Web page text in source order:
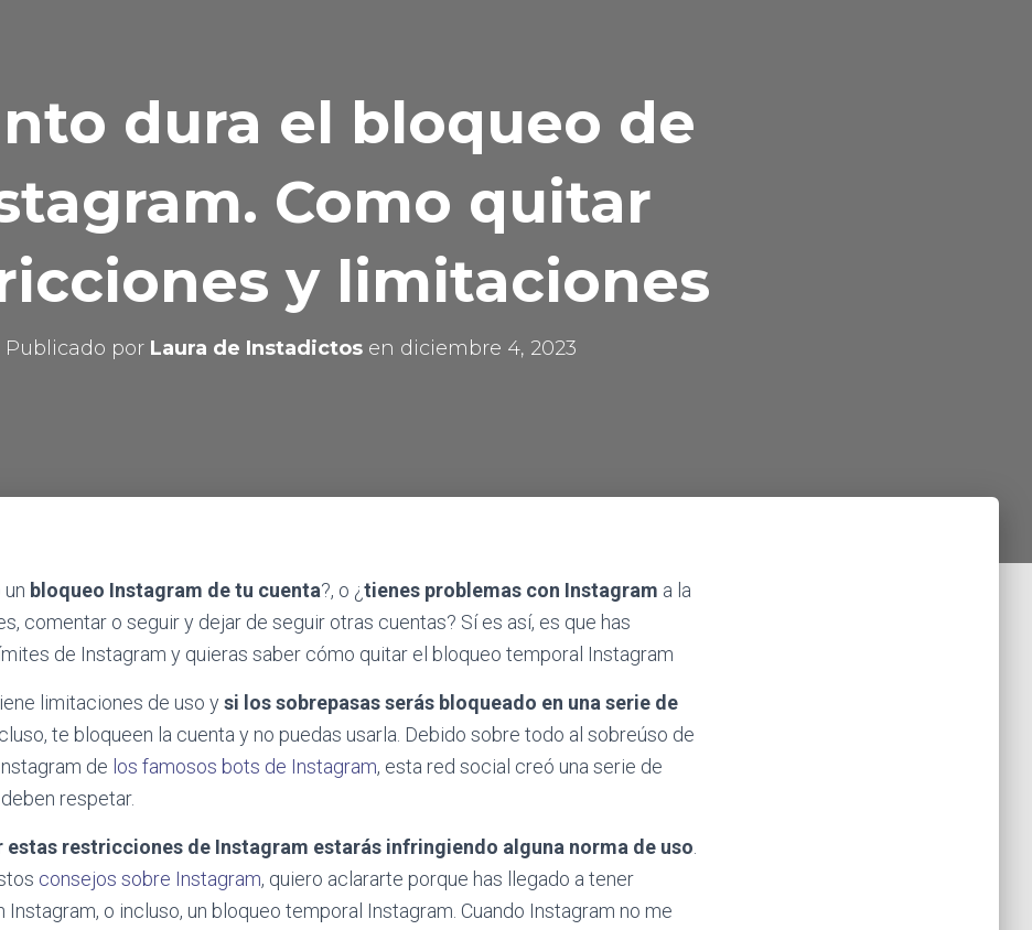
dura el bloqueo de
Como quitar
y limitaciones
Publicado por Laura de Instadictos en diciembre 4, 2023
un bloqueo Instagram de tu cuenta?, o ¿tienes problemas con Instagram a la
comentar o seguir y dejar de seguir otras cuentas? Sí es así, es que has
de Instagram y quieras saber cómo quitar el bloqueo temporal Instagram
limitaciones de uso ysi los sobrepasas serás bloqueado en una serie de
te bloqueen la cuenta y no puedas usarla. Debido sobre todo al sobreúso de
de los famosos bots de Instagram, esta red social creó una serie de
respetar.
estas restricciones de Instagram estarás infringiendo alguna norma de uso
consejos sobre Instagram, quiero aclararte porque has llegado a tener
Instagram, o incluso, un bloqueo temporal Instagram. Cuando Instagram no me